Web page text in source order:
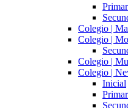
Colegio |
Colegio |
Colegio |
Colegio |
Inicial